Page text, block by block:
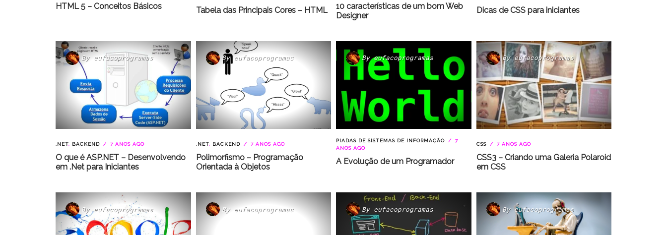
HTML 5 – Conceitos Básicos Tabela das Principais Cores – HTML
10 características de um bom Web
Designer
Dicas de CSS para iniciantes
By eufacoprogramas
.NET, BACKEND 7 ANOS AGO
O que é ASP.NET – Desenvolvendo
em .Net para Iniciantes
By eufacoprogramas
.NET, BACKEND 7 ANOS AGO
Polimorfismo – Programação
Orientada à Objetos
Byeufacoprogramas
PIADAS DE SISTEMAS DE INFORMAÇÃO
7
ANOS AGO
A Evolução de um Programador
Byeufacoprogramas
CSS 7 ANOS AGO
CSS3 – Criando uma Galeria Polaroid
em CSS
By eufacoprogramas By eufacoprogramas By eufacoprogramas Byeufacoprogramas